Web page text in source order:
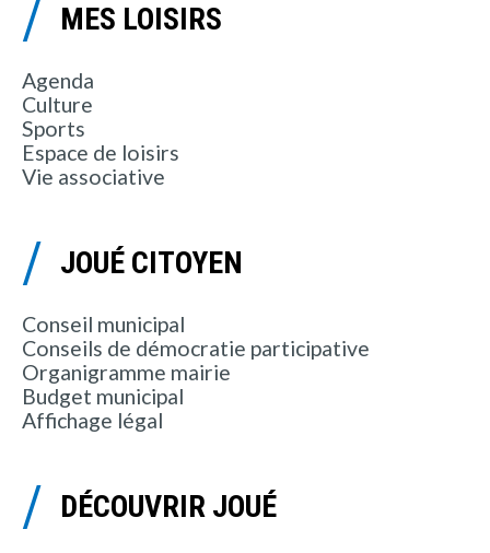
MES LOISIRS
Agenda
Culture
Sports
Espace de loisirs
Vie associative
JOUÉ CITOYEN
Conseil municipal
Conseils de démocratie participative
Organigramme mairie
Budget municipal
Affichage légal
DÉCOUVRIR JOUÉ